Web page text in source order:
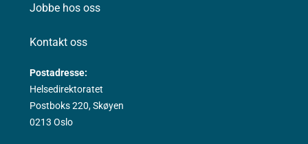
Jobbe hos oss
Kontakt oss
Postadresse:
Helsedirektoratet
Postboks 220, Skøyen
0213 Oslo